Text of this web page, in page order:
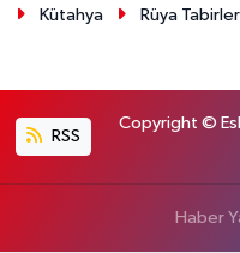
Kütahya
Rüya
RSS
Copyright ©
Haber